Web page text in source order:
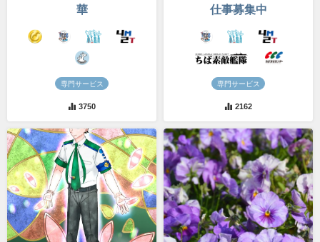
華
専門サービス
3750
仕事募集中
専門サービス
2162